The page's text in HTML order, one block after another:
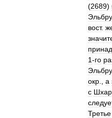
(2689)
вост.
1-го
окр
а
с
Третье